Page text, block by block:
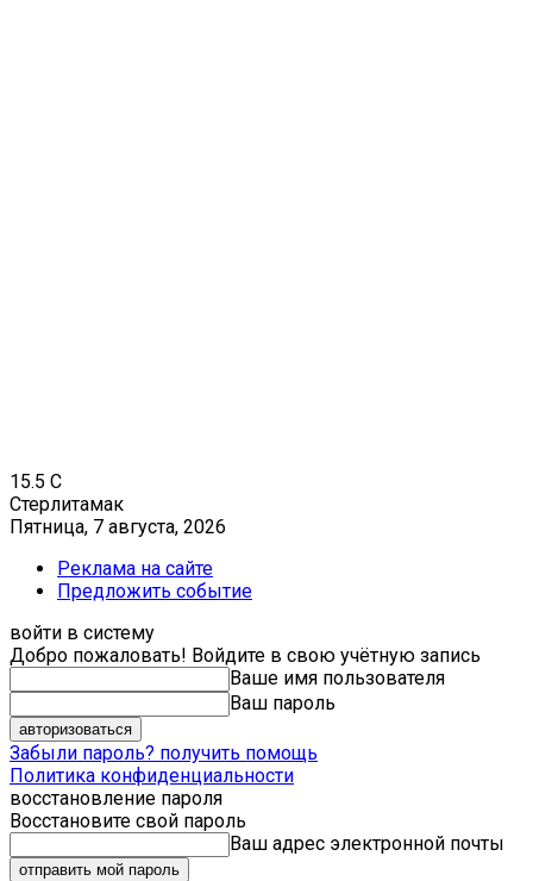
15.5 C
Стерлитамак
Пятница, 7 августа, 2026
Реклама на сайте
Предложить событие
войти в систему
Добро пожаловать! Войдите в свою учётную запись
Ваше имя пользователя
Ваш пароль
Забыли пароль? получить помощь
Политика конфиденциальности
восстановление пароля
Восстановите свой пароль
Ваш адрес электронной почты